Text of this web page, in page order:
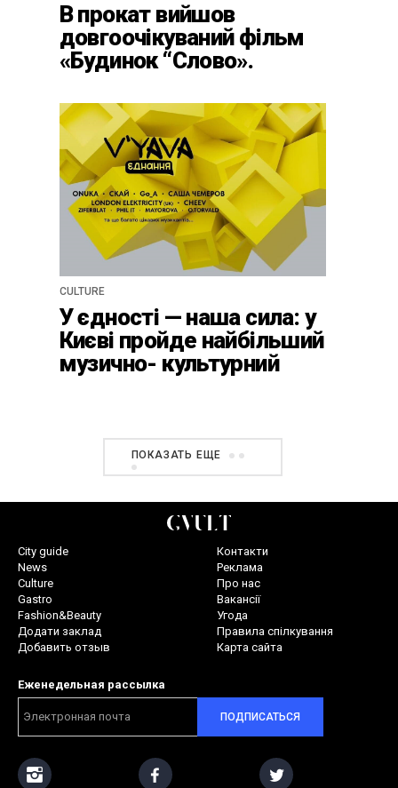
В прокат вийшов
довгоочікуваний фільм
«Будинок “Слово».
письменників
«розстріляного
відродження»
CULTURE
У єдності — наша сила: у
Києві пройде найбільший
музично- культурний
ПОКАЗАТЬ ЕЩЕ
City guide
News
Culture
Gastro
Fashion&Beauty
Додати заклад
Добавить отзыв
Контакти
Реклама
Про нас
Вакансії
Угода
Правила спілкування
Карта сайта
Еженедельная рассылка
ПОДПИСАТЬСЯ